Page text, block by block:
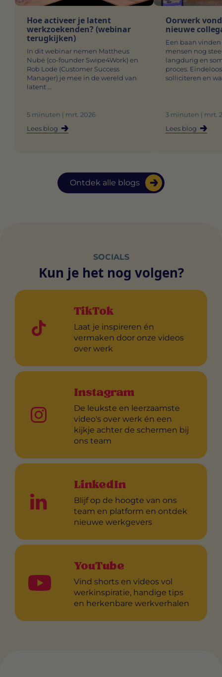
Ontdek alle blogs
Hoe activeer je latent
werkzoekenden? (webinar
terugkijken)
In dit webinar nemen Mattheus
Nubé (co-founder Swipe4Work) en
Rob Lode (Customer Success
Manager) je mee in de wereld van
latent …
5 minuten | mrt. 2026
Lees blog
Oorwerk
nieuwe
Een baan
mensen nog
langdurig en
proces.
solliciteren en
3 minuten | mrt.
Lees blog
SOCIALS
Kun je het nog volgen?
TikTok
Laat je inspireren én
vermaken door onze videos
over werk
Instagram
De leukste en leerzaamste
video's over werk én een
kijkje achter de schermen bij
ons team
LinkedIn
Blijf op de hoogte van ons
team en platform en ontdek
nieuwe werkgevers
YouTube
Vind shorts en videos vol
werkinspiratie, handige tips
en herkenbare werkverhalen